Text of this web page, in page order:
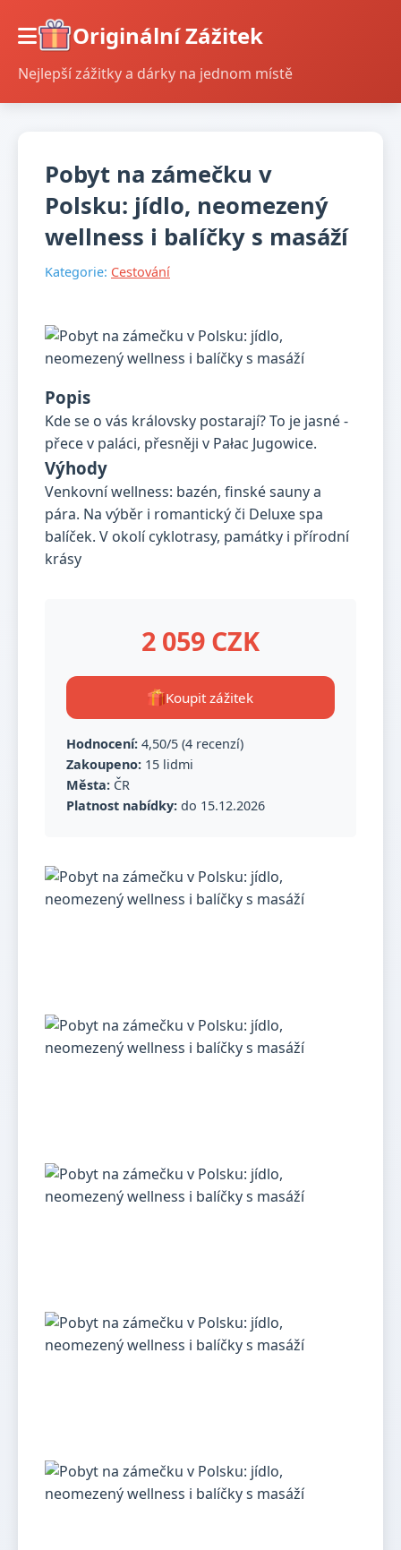
Originální Zážitek
Nejlepší zážitky a dárky na jednom místě
Pobyt na zámečku v
Polsku: jídlo, neomezený
wellness i balíčky s masáží
Kategorie: Cestování
Popis
Kde se o vás královsky postarají? To je jasné -
přece v paláci, přesněji v Pałac Jugowice.
Výhody
Venkovní wellness: bazén, finské sauny a
pára. Na výběr i romantický či Deluxe spa
balíček. V okolí cyklotrasy, památky i přírodní
krásy
2 059 CZK
Koupit zážitek
Hodnocení: 4,50/5 (4 recenzí)
Zakoupeno: 15 lidmi
Města: ČR
Platnost nabídky: do 15.12.2026